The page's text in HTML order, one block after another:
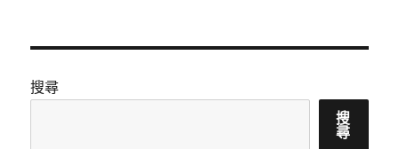
搜尋
搜
尋